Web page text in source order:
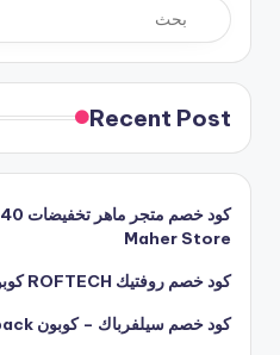
Recent Post
Maher Store
كود خصم روفتيك ROFTECH كوبون خصم روفتيك
كود خصم سيلفرباك – كوبون Silverback